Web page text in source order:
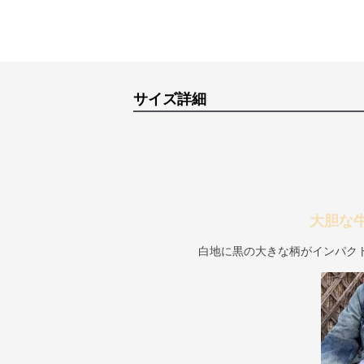
サイズ詳細
大胆な
白地に黒の大きな柄がインパク